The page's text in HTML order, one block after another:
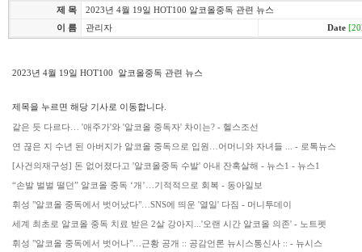
제 목
2023년 4월 19일 HOT100 알코올중독 관련 뉴스
이 름
관리자 Date
2023년 4월 19일 HOT100 알코올중독 관련 뉴스
제목을 누르면 해당 기사로 이동합니다.
같은 듯 다르다… '애주가'와 '알코올 중독자' 차이는? - 헬스조선
연 끊은 지 수년 된 아버지가 알코올 중독으로 입원…어머니와 자녀들 ... - 로톡뉴스
[사건의재구성] 돈 없어졌다고 '알코올중독 수발' 아내 잔혹살해 - 뉴스1 - 뉴스1
“손발 벌벌 떨던” 알코올 중독 ‘개’…기적적으로 회복 - 동아일보
휘성 "알코올 중독에서 벗어났다"…SNS에 띄운 '열일' 다짐 - 머니투데이
세계 최초로 알코올 중독 치료 받은 2살 강아지...'오랜 시간 알코올 의존' - 노트펫
휘성 "알코올 중독에서 벗어나"…근황 공개 :: 공감언론 뉴시스통신사 :: - 뉴시스